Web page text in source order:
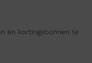
en kortingsbonnen te